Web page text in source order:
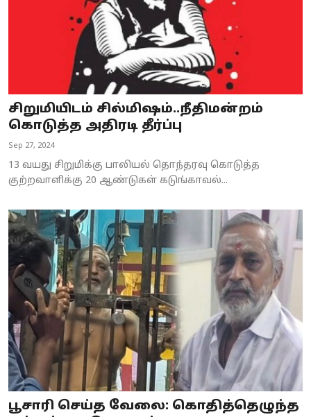
சிறுமியிடம் சில்மிஷம்..நீதிமன்றம்
கொடுத்த அதிரடி தீர்ப்பு
Sep 27, 2024
13 வயது சிறுமிக்கு பாலியல் தொந்தரவு கொடுத்த
குற்றவாளிக்கு 20 ஆண்டுகள் கடுங்காவல்...
பூசாரி செய்த வேலை: கொதித்தெழுந்த